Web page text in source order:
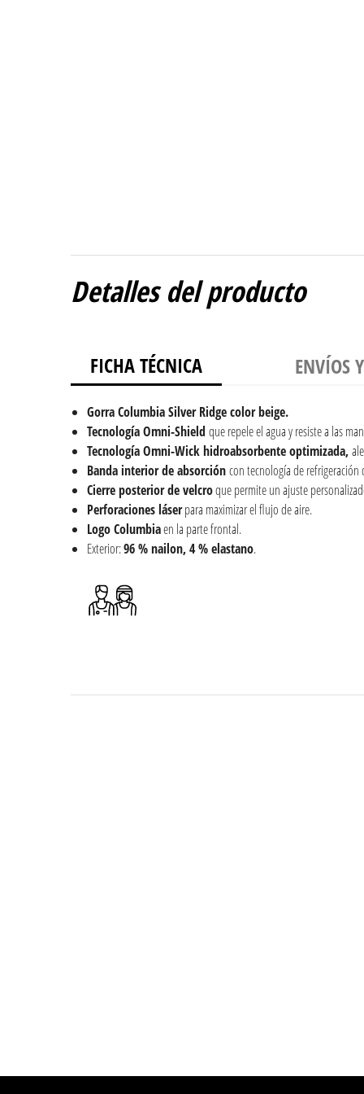
Detalles del producto
FICHA TÉCNICA ENVÍOS
GorraColumbia Silver Ridge color beige.
Tecnología Omni-Shield que repele el agua y resiste a las
Tecnología Omni-Wick hidroabsorbente optimizada,
Banda interior de absorcióncon tecnología de refrigeración
Cierre posterior de velcroque permite un ajuste
Perforaciones láserpara maximizar el flujo de aire.
Logo Columbiaen la parte frontal.
Exterior:96 % nailon, 4 % elastano.